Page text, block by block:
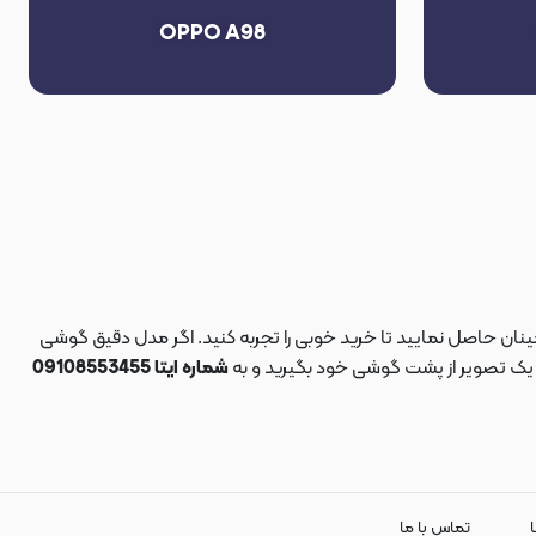
OPPO A98
حاصل نمایید تا خرید خوبی را تجربه کنید. اگر مدل دقیق گوشی
یک تصویر از پشت گوشی خود بگیرید و به شماره ایتا 09108553455
تماس با ما